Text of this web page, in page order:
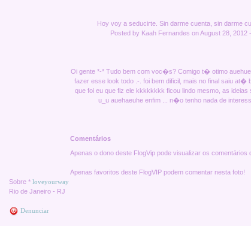
Hoy voy a seducirte. Sin darme cuenta, sin darme
Posted by Kaah Fernandes on August 28,
Oi gente *-* Tudo bem com voc�s? Comigo t� otimo
fazer esse look todo .-. foi bem dificil, mais no final saiu at�
que foi eu que fiz ele kkkkkkkk ficou lindo mesmo, as
u_u auehaeuhe enfim ... n�o tenho nada de
Comentários
Apenas o dono deste FlogVip pode visualizar os comentários
Apenas favoritos deste FlogVIP podem comentar nesta foto!
Sobre * loveyourway
Rio de Janeiro - RJ
Denunciar